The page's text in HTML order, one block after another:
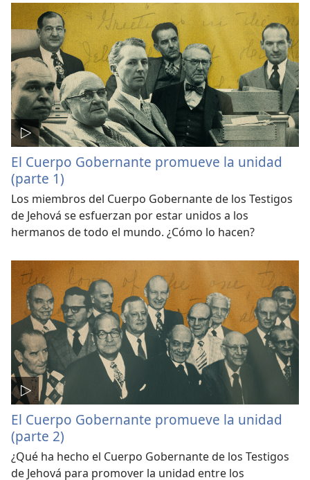
El Cuerpo Gobernante promueve la unidad
(parte 1)
Los miembros del Cuerpo Gobernante de los Testigos
de Jehová se esfuerzan por estar unidos a los
hermanos de todo el mundo. ¿Cómo lo hacen?
El Cuerpo Gobernante promueve la unidad
(parte 2)
¿Qué ha hecho el Cuerpo Gobernante de los Testigos
de Jehová para promover la unidad entre los